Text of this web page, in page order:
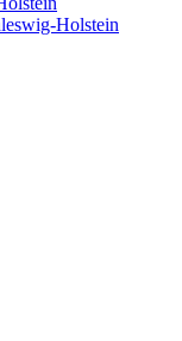
Holstein